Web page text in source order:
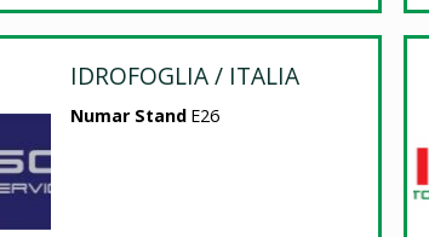
IDROFOGLIA / ITALIA
Numar Stand E26